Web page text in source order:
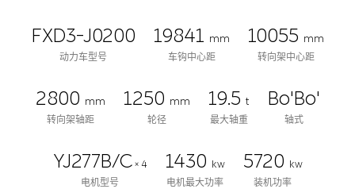
FXD3-J0200
动力车型号
19841 mm
车钩中心距
10055 mm
转向架中心距
2800 mm
转向架轴距
1250 mm
轮径
19.5 t
最大轴重
Bo'Bo'
轴式
YJ277B/C× 4
电机型号
1430
kw
电机最大功率
5720
kw
装机功率